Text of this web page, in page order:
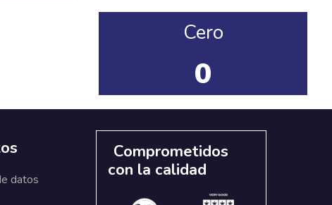
Cero
0
datos
Comprometidos
con la calidad